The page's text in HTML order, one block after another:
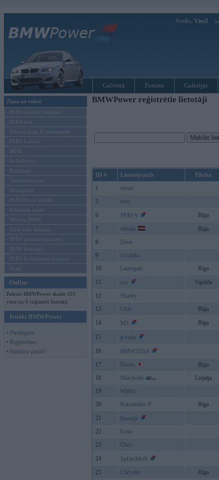
Sveiks, Viesi!
Galvenā Forums Galerijas
Ziņas un raksti
BMW modeļu jaunumi
BMW testi
Tehnoloģijas & sasniegumi
BMW Latvijā
MINI
Rolls-Royce
Pasākumi
Vadāmības tests
Autosports
BMWPower aktuāli
Reklāmas raksti
Mēneša BMW
Sērijveida tūnings
BMW pasaules jaunumi
BMW koncepti
BMW konkurentu jaunumi
Moto
Online
Pašreiz BMWPower skatās 101
viesi un 0 reģistrēti lietotāji.
Ienākt BMWPower
• Pieslēgties
• Reģistrēties
• Aizmirsi paroli?
BMWPower reģistrētie lietotāji
ID # Lietotājvārds
Pilsēta
1
viesis
2
tests
6
PERFS
Rīga
7
edzulis
Rīga
8
Dron
9
Jurchiks
10
Laimigais
Rīga
11
yur
Sigulda
12
Sharky
13
Uldy
Rīga
14
M3 Rīga
15
pAnda
16
BMW325iA
17
Doors
Rīga
18
Marchello
Liepāja
19
Waldis
20
Rakstnieks
Rīga
21
Bosnija
22
Evita
23
Olafs
24
SpOrcMeN
25
Chrysler
Rīga